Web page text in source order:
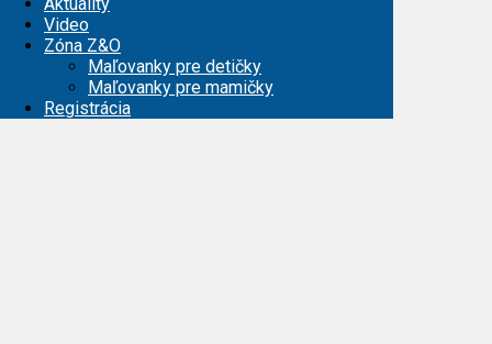
Video
Zóna Z&O
Maľovanky pre detičky
Maľovanky pre mamičky
Registrácia